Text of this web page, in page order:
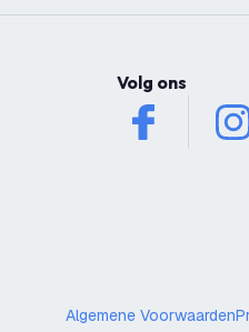
Volg ons
facebook
Algemene Voorwaarden